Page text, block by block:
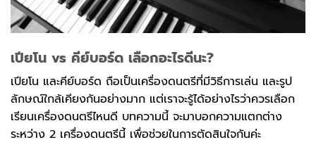
เปียโน vs คีย์บอร์ด เลือกอะไรดีนะ?
เปียโน และคีย์บอร์ด ถือเป็นเครื่องดนตรีที่มีวิธีการเล่น และรูป
ลักษณ์ใกล้เคียงกันอย่างมาก แต่เราจะรู้ได้อย่างไรว่าควรเลือก
เรียนเครื่องดนตรีไหนดี บทความนี้ จะมาบอกความแตกต่าง
ระหว่าง 2 เครื่องดนตรีนี้ เพื่อช่วยในการตัดสินใจกันค่ะ